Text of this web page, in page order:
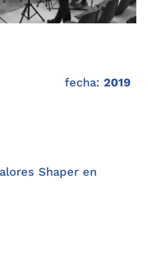
fecha: 2019
Shaper en